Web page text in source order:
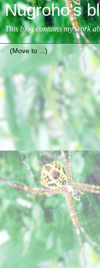
Nugroho's
This blog contains my work